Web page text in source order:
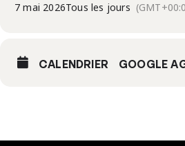
7 mai 2026Tous les jours
CALENDRIER GOOGLE